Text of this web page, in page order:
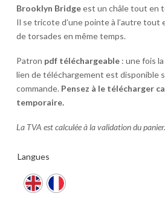
Brooklyn Bridgeest un châle tout en
Il se tricote d’une pointe à l’autre tout
de torsades en même temps.
Patron pdf téléchargeable: une fois la
lien de téléchargement est disponible
commande. Pensez à le télécharger
temporaire.
La TVA est calculée à la validation du panier.
Langues